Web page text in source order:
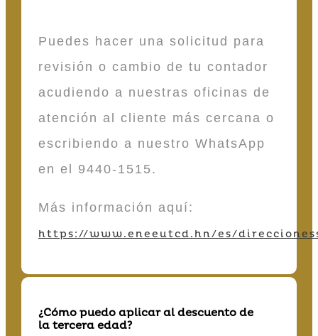
Puedes hacer una solicitud para
revisión o cambio de tu contador
acudiendo a nuestras oficinas de
atención al cliente más cercana o
escribiendo a nuestro WhatsApp
en el 9440-1515.
Más información aquí:
https://www.eneeutcd.hn/es/
¿Cómo puedo aplicar al descuento de
la tercera edad?